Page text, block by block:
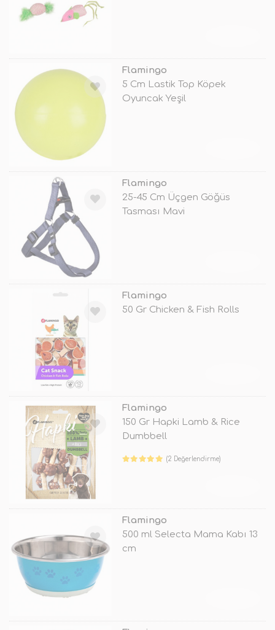
Flamingo
5 Cm Lastik Top Köpek
Oyuncak Yeşil
Flamingo
25-45 Cm Üçgen Göğüs
Tasması Mavi
Flamingo
50 Gr Chicken & Fish Rolls
Flamingo
150 Gr Hapki Lamb & Rice
Dumbbell
(2 Değerlendirme)
Flamingo
500 ml Selecta Mama Kabı 13
cm